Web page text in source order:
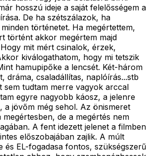
hosszú ideje a saját felelősségem a
De ha szétszálazok, ha
történetet. Ha megértettem,
történt akkor megértem majd
mit mért csinalok, érzek,
kiválogathatom, hogy mi tetszik
hamupipőke a lencsét. Két-három
dráma, csaladállítas, naplóírás...stb
sem tudtam merre vagyok arccal
egyre nagyobb káosz, a jelenre
a jövőm még sehol. Az önismeret
megértesben, de a megértés nem
A fent idezett jelenet a filmben
előszobajában zajlik. A múlt
és EL-fogadasa fontos, szükségszerű